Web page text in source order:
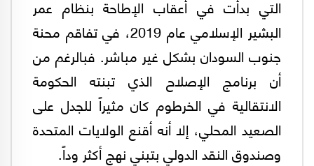
التي بدأت في أعقاب الإطاحة بنظام عمر
البشير الإسلامي عام 2019، في تفاقم محنة
جنوب السودان بشكل غير مباشر. فبالرغم من
أن برنامج الإصلاح الذي تبنته الحكومة
الانتقالية في الخرطوم كان مثيراً للجدل على
الصعيد المحلي، إلا أنه أقنع الولايات المتحدة
وصندوق النقد الدولي بتبني نهج أكثر وداً.